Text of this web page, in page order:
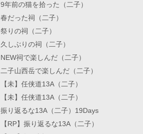
9年前の猫を拾った（二子）
春だった祠（二子）
祭りの祠（二子）
久しぶりの祠（二子）
NEW祠で楽しんだ（二子）
二子山西岳で楽しんだ（二子）
【未】任侠道13A（二子）
【未】任侠道13A（二子）
振り返るな13A（二子）19Days
【RP】振り返るな13A（二子）